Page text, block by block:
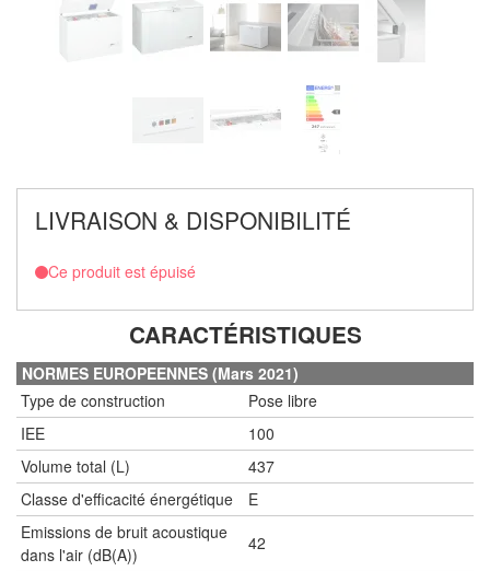
LIVRAISON & DISPONIBILITÉ
Ce produit est épuisé
CARACTÉRISTIQUES
NORMES EUROPEENNES (Mars 2021)
Type de construction
Pose libre
IEE
100
Volume total (L)
437
Classe d'efficacité énergétique
E
Emissions de bruit acoustique
dans l'air (dB(A))
42